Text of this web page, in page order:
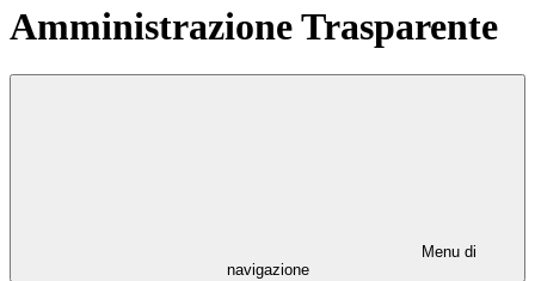
Amministrazione Trasparente
Menu di
navigazione